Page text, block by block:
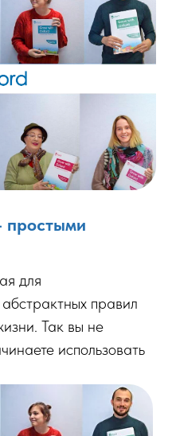
простыми
для
правил
Так вы не
использовать